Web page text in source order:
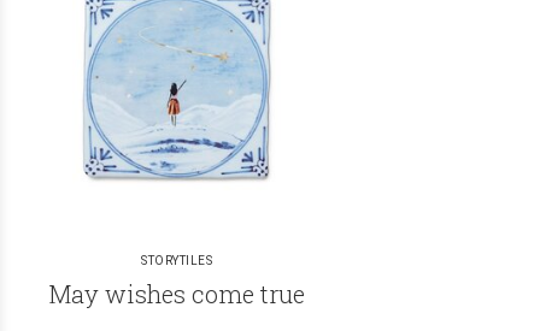
STORYTILES
May wishes come true